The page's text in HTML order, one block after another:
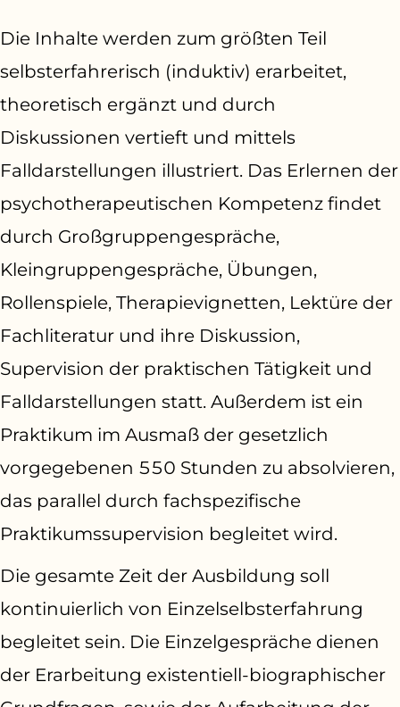
Die Inhalte werden zum größten Teil
selbsterfahrerisch (induktiv) erarbeitet,
theoretisch ergänzt und durch
Diskussionen vertieft und mittels
Falldarstellungen illustriert. Das Erlernen der
psychotherapeutischen Kompetenz findet
durch Großgruppengespräche,
Kleingruppengespräche, Übungen,
Rollenspiele, Therapievignetten, Lektüre der
Fachliteratur und ihre Diskussion,
Supervision der praktischen Tätigkeit und
Falldarstellungen statt. Außerdem ist ein
Praktikum im Ausmaß der gesetzlich
vorgegebenen 550 Stunden zu absolvieren,
das parallel durch fachspezifische
Praktikumssupervision begleitet wird.
Die gesamte Zeit der Ausbildung soll
kontinuierlich von Einzelselbsterfahrung
begleitet sein. Die Einzelgespräche dienen
der Erarbeitung existentiell-biographischer